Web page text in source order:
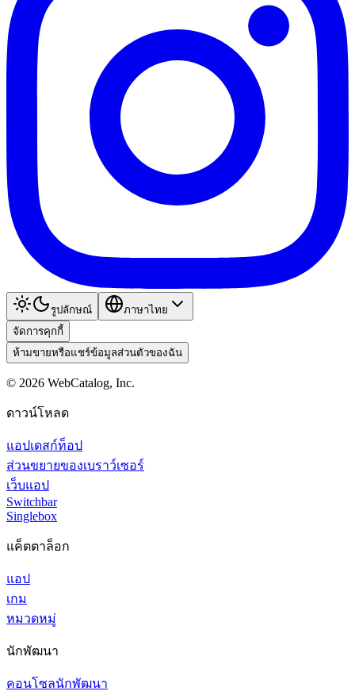
รูปลักษณ์
ภาษาไทย
จัดการคุกกี้
ห้ามขายหรือแชร์ข้อมูลส่วนตัวของฉัน
© 2026 WebCatalog, Inc.
ดาวน์โหลด
แอปเดสก์ท็อป
ส่วนขยายของเบราว์เซอร์
เว็บแอป
Switchbar
Singlebox
แค็ตตาล็อก
แอป
เกม
หมวดหมู่
นักพัฒนา
คอนโซลนักพัฒนา